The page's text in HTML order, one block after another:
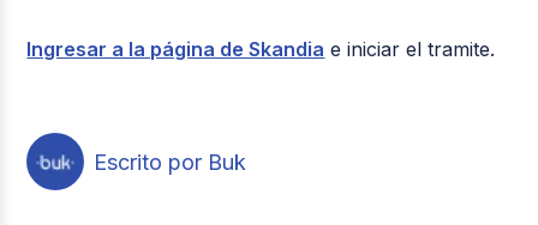
Ingresar a la página de Skandia e iniciar el tramite.
Escrito por Buk